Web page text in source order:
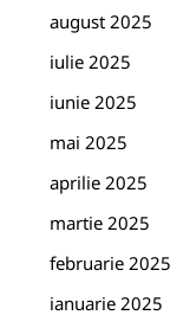
august 2025
iulie 2025
iunie 2025
mai 2025
aprilie 2025
martie 2025
februarie 2025
ianuarie 2025